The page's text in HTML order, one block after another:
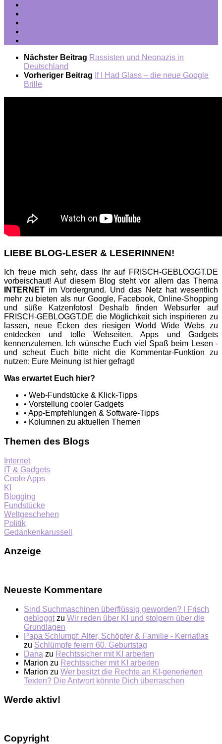
Nächster Beitrag Rassisten und Neonazis in
Deutschland
Vorheriger Beitrag If I Had Glass – die neue Google
Brille
LIEBE BLOG-LESER & LESERINNEN!
Ich freue mich sehr, dass Ihr auf FRISCH-GEBLOGGT.DE
vorbeischaut! Auf diesem Blog steht vor allem das Thema
INTERNET im Vordergrund. Und das Netz hat wesentlich
mehr zu bieten als nur Google, Facebook, Online-Shopping
und süße Katzenfotos! Deshalb finden Websurfer auf
FRISCH-GEBLOGGT.DE die Möglichkeit sich inspirieren zu
lassen, neue Ecken des riesigen World Wide Webs zu
entdecken und tolle Webseiten, Apps und Gadgets
kennenzulernen. Ich wünsche Euch viel Spaß beim Lesen -
und scheut Euch bitte nicht die Kommentar-Funktion zu
nutzen: Eure Meinung ist hier gefragt!
Was erwartet Euch hier?
• Web-Fundstücke & Klick-Tipps
• Vorstellung cooler Gadgets
• App-Empfehlungen & Software-Tipps
• Kolumnen zu aktuellen Themen
Themen des Blogs
Internet
IT & Gadgets
Coole Apps
KI
Blogging
Fundstücke
Weltgeschehen
Politik
Gedankenkarussell
Anzeige
Neueste Kommentare
Sind Suchmaschinen überflüssig geworden? | Frisch
gebloggt zu Wir reden über KI und stolpern über die
Grundlagen
Papa Schlumpf: Alter, Schöpfer & Familie - Kernatlas
zu Schlümpfe feiern 60. Geburtstag
Dana zu Rechtssicher mit KI arbeiten
Marion zu Rechtssicher mit KI arbeiten
Marion zu Wer besitzt die Rechte an KI-generierten
Texten? Die Antwort könnte Dich überraschen
Werde aktiv!
Copyright